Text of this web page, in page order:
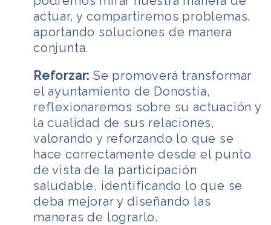
actuar, y compartiremos problemas,
aportando soluciones de manera
conjunta.
Reforzar: Se promoverá transformar
el ayuntamiento de Donostia,
reflexionaremos sobre su actuación y
la cualidad de sus relaciones,
valorando y reforzando lo que se
hace correctamente desde el punto
de vista de la participación
saludable, identificando lo que se
deba mejorar y diseñando las
maneras de lograrlo.